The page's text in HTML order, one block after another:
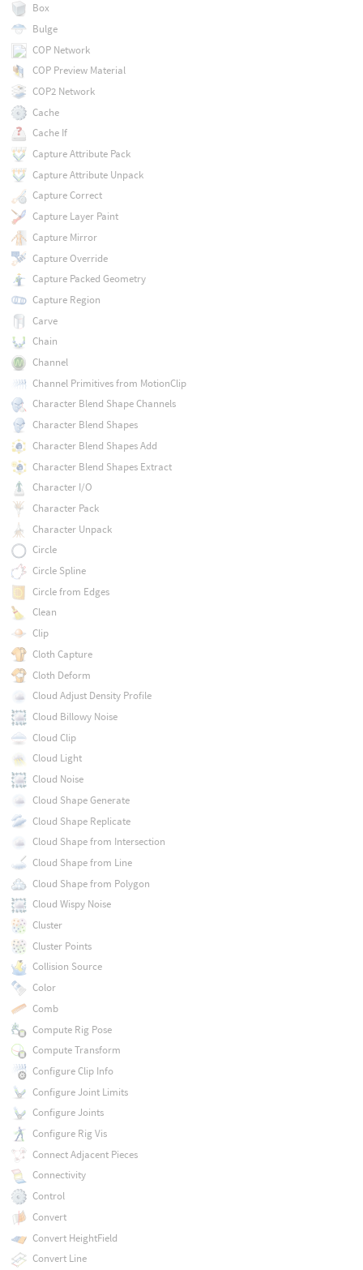
Box
Bulge
COP Network
COP Preview Material
COP2 Network
Cache
Cache If
Capture Attribute Pack
Capture Attribute Unpack
Capture Correct
Capture Layer Paint
Capture Mirror
Capture Override
Capture Packed Geometry
Capture Region
Carve
Chain
Channel
Channel Primitives from MotionClip
Character Blend Shape Channels
Character Blend Shapes
Character Blend Shapes Add
Character Blend Shapes Extract
Character I/O
Character Pack
Character Unpack
Circle
Circle Spline
Circle from Edges
Clean
Clip
Cloth Capture
Cloth Deform
Cloud Adjust Density Profile
Cloud Billowy Noise
Cloud Clip
Cloud Light
Cloud Noise
Cloud Shape Generate
Cloud Shape Replicate
Cloud Shape from Intersection
Cloud Shape from Line
Cloud Shape from Polygon
Cloud Wispy Noise
Cluster
Cluster Points
Collision Source
Color
Comb
Compute Rig Pose
Compute Transform
Configure Clip Info
Configure Joint Limits
Configure Joints
Configure Rig Vis
Connect Adjacent Pieces
Connectivity
Control
Convert
Convert HeightField
Convert Line